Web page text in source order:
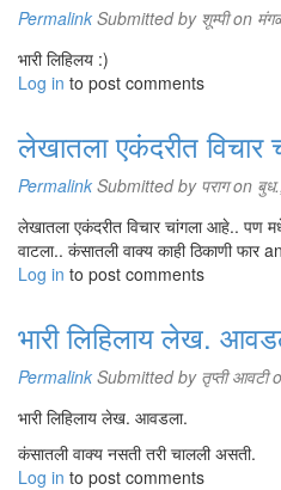
Permalink Submitted by शूम्पीon
भारी लिहिलय :)
Log in to post comments
लेखातला एकंदरीत विचार
Permalink Submitted by परागon
लेखातला एकंदरीत विचार चांगला आहे.. पण
वाटला.. कंसातली वाक्य काही ठिकाणी फार
Log in to post comments
भारी लिहिलाय लेख.
Permalink Submitted by तृप्ती आवटी
भारी लिहिलाय लेख. आवडला.
कंसातली वाक्य नसती तरी चालली असती.
Log in to post comments